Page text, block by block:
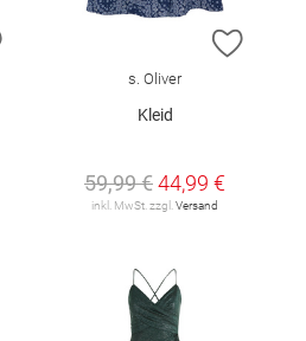
ZUR WUNSCHLISTE HINZUFÜGEN
ZUR
s. Oliver
Kleid
59,99 €44,99 €
inkl. MwSt. zzgl. Versand